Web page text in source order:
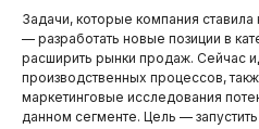
Задачи, которые компания
— разработать новые позиции в
расширить рынки продаж. Сейчас
производственных процессов,
маркетинговые исследования
данном сегменте. Цель —